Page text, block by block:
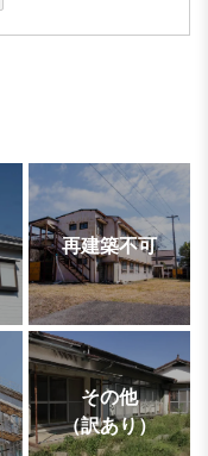
再建築不可
その他
（訳あり）